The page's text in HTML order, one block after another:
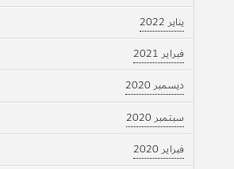
يناير 2022
فبراير 2021
ديسمبر 2020
سبتمبر 2020
فبراير 2020